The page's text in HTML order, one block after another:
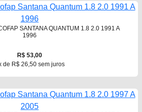
SANTANA QUANTUM 1.8 2.0 1991 A
1996
R$ 53,00
de R$ 26,50 sem juros